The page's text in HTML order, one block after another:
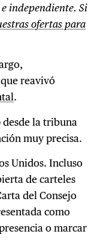
independiente. Si
ofertas para
reavivó
.
la tribuna
muy precisa.
Unidos. Incluso
de carteles
del Consejo
como
o marcar